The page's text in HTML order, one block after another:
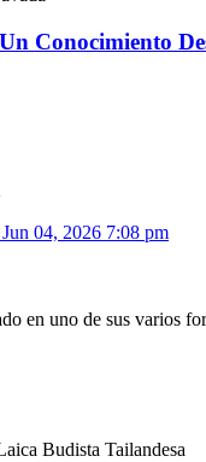
Conocimiento
04, 2026 7:08 pm
en uno de sus varios
Budista Tailandesa